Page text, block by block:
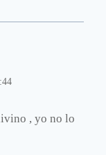
, yo no lo